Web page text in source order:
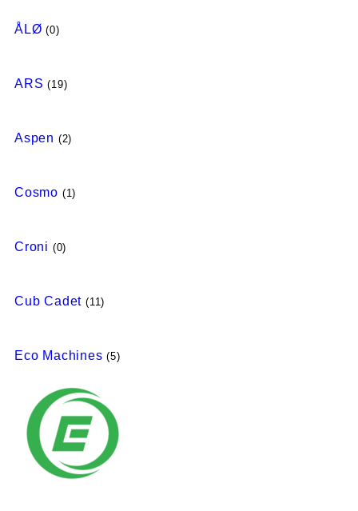
ÅLØ(0)
ARS(19)
Aspen (2)
Cosmo (1)
Croni (0)
Cub Cadet (11)
Eco Machines(5)